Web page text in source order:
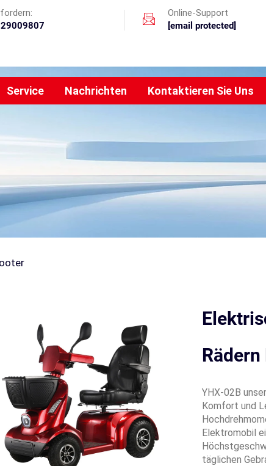
Online-Support
[email protected]
Service Nachrichten Kontaktieren Sie Uns
YHX-02B
Komfort und
Elektromobil
täglichen